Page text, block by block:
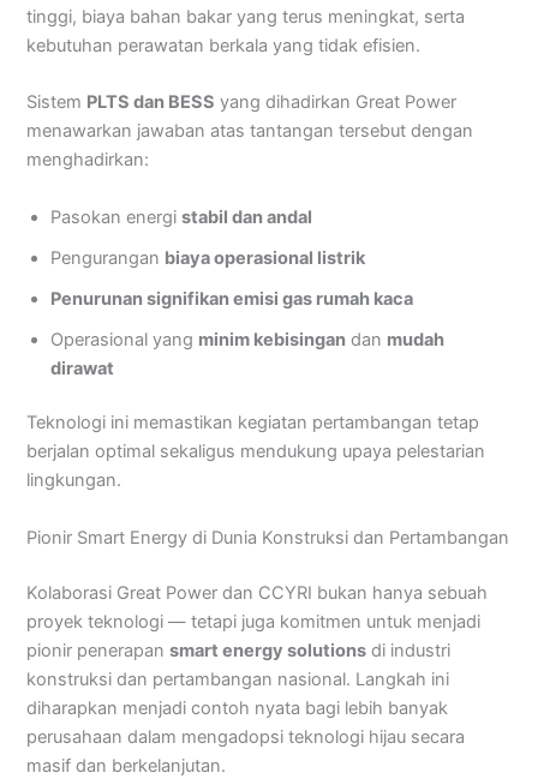
tinggi, biaya bahan bakar yang terus meningkat, serta
kebutuhan perawatan berkala yang tidak efisien.
Sistem PLTS dan BESS yang dihadirkan Great Power
menawarkan jawaban atas tantangan tersebut dengan
menghadirkan:
Pasokan energistabil dan andal
Pengurangan biaya operasional listrik
Penurunan signifikan emisi gas rumah kaca
Operasional yang minim kebisingan dan mudah
dirawat
Teknologi ini memastikan kegiatan pertambangan tetap
berjalan optimal sekaligus mendukung upaya pelestarian
lingkungan.
Pionir Smart Energy di Dunia Konstruksi dan Pertambangan
Kolaborasi Great Power dan CCYRI bukan hanya sebuah
proyek teknologi — tetapi juga komitmen untuk menjadi
pionir penerapansmart energy solutions di industri
konstruksi dan pertambangan nasional. Langkah ini
diharapkan menjadi contoh nyata bagi lebih banyak
perusahaan dalam mengadopsi teknologi hijau secara
masif dan berkelanjutan.